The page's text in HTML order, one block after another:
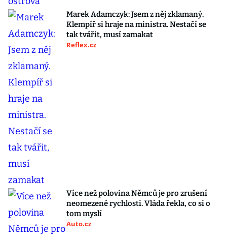
Marek Adamczyk: Jsem z něj zklamaný.
Klempíř si hraje na ministra. Nestačí se
tak tvářit, musí zamakat
Reflex.cz
Více než polovina Němců je pro zrušení
neomezené rychlosti. Vláda řekla, co si o
tom myslí
Auto.cz